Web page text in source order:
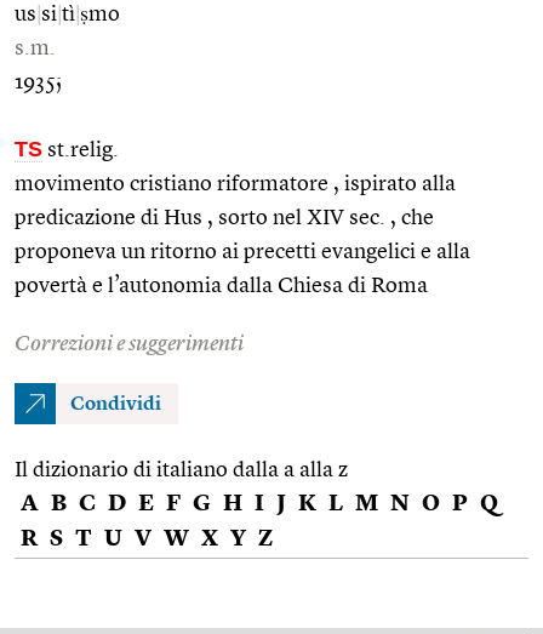
us si tì ṣmo
s.m.
1935;
TS st.relig.
movimento cristiano riformatore , ispirato alla
predicazione di Hus , sorto nel XIV sec. , che
proponeva un ritorno ai precetti evangelici e alla
povertà e l’autonomia dalla Chiesa di Roma
Correzioni e suggerimenti
Condividi
Il dizionario di italiano dalla a alla z
A B C D E F G H I J K L M N O P Q
R S T U V W X Y Z